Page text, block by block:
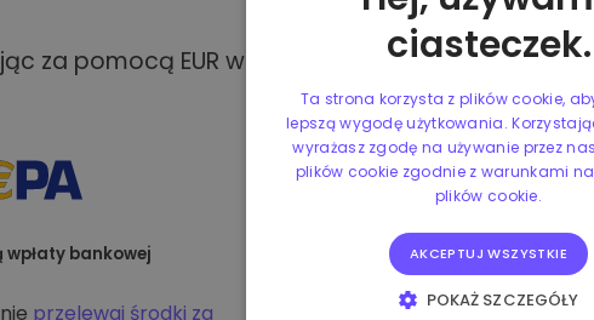
za pomocą EUR w Kriptomat, masz dostęp do
wpłaty bankowej
przelewaj środki za
ciasteczek.
Ta strona korzysta z plików cookie,
lepszą wygodę użytkowania.
wyrażasz zgodę na używanie przez
plików cookie zgodnie z warunkami
plików cookie.
AKCEPTUJ WSZYSTKIE
POKAŻ SZCZEGÓŁY